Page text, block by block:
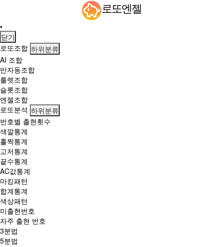
억'
로
또
1
등
당
첨
지
역
1
1
5
9
회
로
또
당
첨
번
호
조
회
로또엔젤
닫기
로또조합 하위분류
AI 조합
반자동조합
룰렛조합
슬롯조합
엔젤조합
로또분석 하위분류
번호별 출현횟수
색깔통계
홀짝통계
고저통계
끝수통계
AC값통계
마킹패턴
합계통계
색상패턴
미출현번호
자주 출현 번호
3분법
5분법